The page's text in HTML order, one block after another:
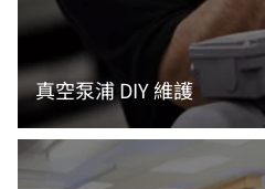
真空泵浦 DIY 維護
閱讀更多資訊